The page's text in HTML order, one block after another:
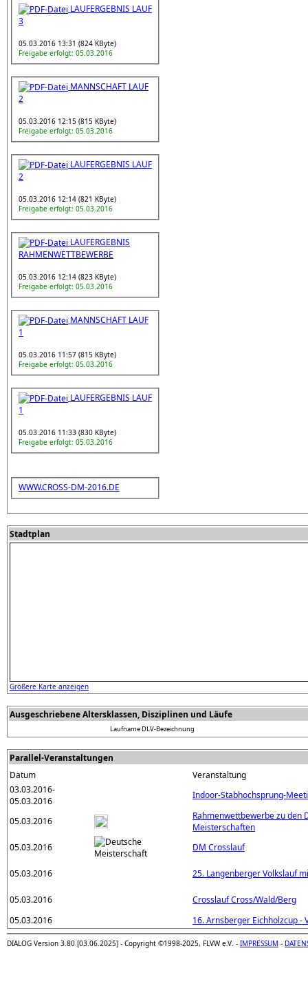
LAUFERGEBNIS LAUF
3
05.03.2016 13:31 (824 KByte)
Freigabe erfolgt: 05.03.2016
MANNSCHAFT LAUF
2
05.03.2016 12:15 (815 KByte)
Freigabe erfolgt: 05.03.2016
LAUFERGEBNIS LAUF
2
05.03.2016 12:14 (821 KByte)
Freigabe erfolgt: 05.03.2016
LAUFERGEBNIS
RAHMENWETTBEWERBE
05.03.2016 12:14 (823 KByte)
Freigabe erfolgt: 05.03.2016
MANNSCHAFT LAUF
1
05.03.2016 11:57 (815 KByte)
Freigabe erfolgt: 05.03.2016
LAUFERGEBNIS LAUF
1
05.03.2016 11:33 (830 KByte)
Freigabe erfolgt: 05.03.2016
WWW.CROSS-DM-2016.DE
Stadtplan
Größere Karte anzeigen
Ausgeschriebene Altersklassen, Disziplinen und Läufe
LaufnameDLV-Bezeichnung
Parallel-Veranstaltungen
Datum
Veranstaltung
03.03.2016-
05.03.2016
Indoor-Stabhochsprung-
05.03.2016
Rahmenwettbewerbe zu den
Meisterschaften
05.03.2016
DM Crosslauf
05.03.2016 25. Langenberger Volkslauf
05.03.2016
Crosslauf Cross/Wald/Berg
05.03.2016
16. Arnsberger Eichholzcup -
DIALOG Version 3.80 [03.06.2025] - Copyright ©1998-2025, FLVW e.V. - IMPRESSUM -